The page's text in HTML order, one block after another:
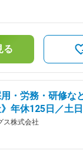
ュニケーションがとり
。 ■魅力 ・産育休取得・復帰実
女性の長期就業定着を推
やすく、自身の業務を
体制に移行したことに
を牽引する部署として増
、今後グループ全体を
量が増えることが想定さ
照
）賃金はあくまでも目
可能性があります。月給
る
用・労務・研修な
年休125日／土
ス株式会社